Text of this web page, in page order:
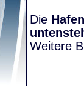
Die
Weitere